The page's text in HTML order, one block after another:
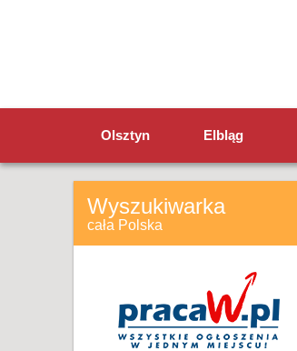
Olsztyn Elbląg
Wyszukiwarka
cała Polska